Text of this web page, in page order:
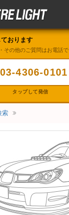
おります
その他のご質問はお電話で
03-4306-0101
タップして発信
索